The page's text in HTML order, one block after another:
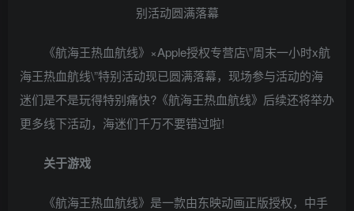
《航海王热血航线》×Apple授权专营店\”周末一小时x航
海王热血航线\”特别活动现已圆满落幕，现场参与活动的海
迷们是不是玩得特别痛快?《航海王热血航线》后续还将举办
更多线下活动，海迷们千万不要错过啦!
关于游戏
《航海王热血航线》是一款由东映动画正版授权，中手